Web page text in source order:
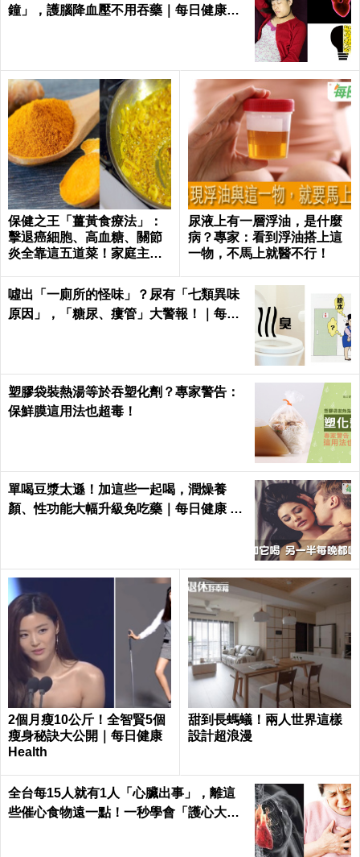
鐘」，護腦降血壓不用吞藥｜每日健康He
保健之王「薑黃食療法」：
擊退癌細胞、高血糖、關節
炎全靠這五道菜！家庭主婦
尿液上有一層浮油，是什麼
病？專家：看到浮油搭上這
一物，不馬上就醫不行！
噓出「一廁所的怪味」？尿有「七類異味
原因」，「糖尿、瘻管」大警報！｜每日
塑膠袋裝熱湯等於吞塑化劑？專家警告：
保鮮膜這用法也超毒！
單喝豆漿太遜！加這些一起喝，潤燥養
顏、性功能大幅升級免吃藥｜每日健康 He
2個月瘦10公斤！全智賢5個
瘦身秘訣大公開｜每日健康
Health
甜到長螞蟻！兩人世界這樣
設計超浪漫
全台每15人就有1人「心臟出事」，離這
些催心食物遠一點！一秒學會「護心大